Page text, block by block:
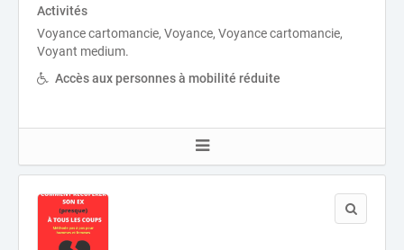
Activités
Voyance cartomancie, Voyance, Voyance cartomancie,
Voyant medium.
Accès aux personnes à mobilité réduite